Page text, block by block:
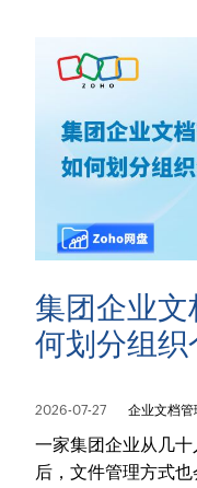
集团企业
何划分组织
2026-07-27 企业文档管
一家集团企业从几
后，文件管理方式